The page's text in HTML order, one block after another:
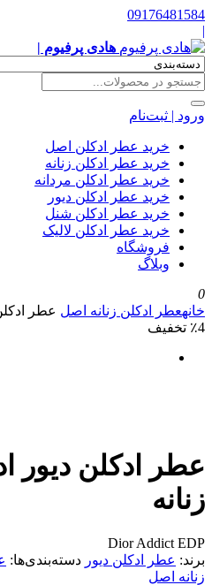
09176481584
|
هادی پرفیوم |
ورود | ثبت‌نام
خرید عطر ادکلن اصل
خرید عطر ادکلن زنانه
خرید عطر ادکلن مردانه
خرید عطر ادکلن دیور
خرید عطر ادکلن شنل
خرید عطر ادکلن لالیک
فروشگاه
وبلاگ
0
خانهعطر ادکلن زنانه اصل عطر
٪4 تخفیف
عطر ادکلن دیور
زنانه
Dior Addict EDP
برند: عطر ادکلن دیور دسته‌بندی‌ها:
زنانه اصل